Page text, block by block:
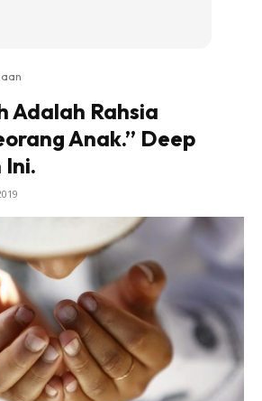
Adalah Rahsia
Anak.” Deep
Ini.